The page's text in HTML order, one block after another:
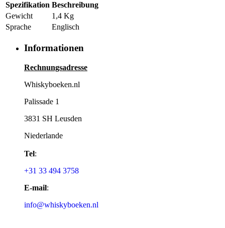
Spezifikation Beschreibung
Gewicht
1,4 Kg
Sprache
Englisch
Informationen
Rechnungsadresse
Whiskyboeken.nl
Palissade 1
3831 SH Leusden
Niederlande
Tel:
+31 33 494 3758
E-mail:
info@whiskyboeken.nl